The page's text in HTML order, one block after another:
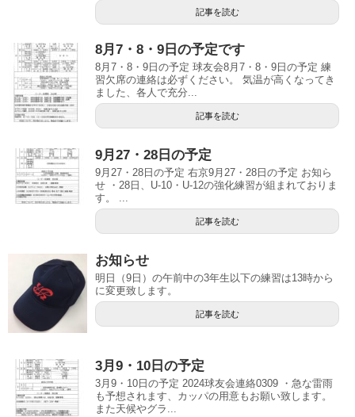
記事を読む
8月7・8・9日の予定です
8月7・8・9日の予定 球友会8月7・8・9日の予定 練
習欠席の連絡は必ずください。 気温が高くなってき
ました、各人で充分...
記事を読む
9月27・28日の予定
9月27・28日の予定 右京9月27・28日の予定 お知ら
せ ・28日、U-10・U-12の強化練習が組まれておりま
す。 ...
記事を読む
お知らせ
明日（9日）の午前中の3年生以下の練習は13時から
に変更致します。
記事を読む
3月9・10日の予定
3月9・10日の予定 2024球友会連絡0309 ・急な雷雨
も予想されます、カッパの用意もお願い致します。
また天候やグラ...